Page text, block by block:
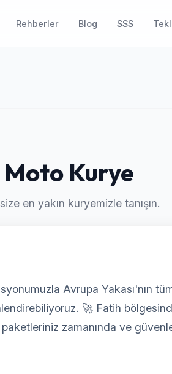
Rehberler Blog SSS
Kurye
en yakın kuryemizle tanışın.
Avrupa Yakası'nın
🚀 Fatih
zamanında ve